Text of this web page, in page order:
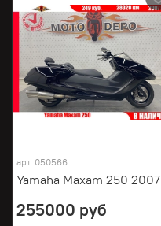
арт. 050566
Yamaha Maxam 250 2007
255000 руб